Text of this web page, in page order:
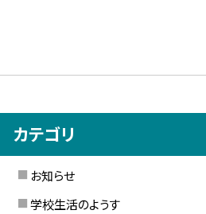
カテゴリ
お知らせ
学校生活のようす